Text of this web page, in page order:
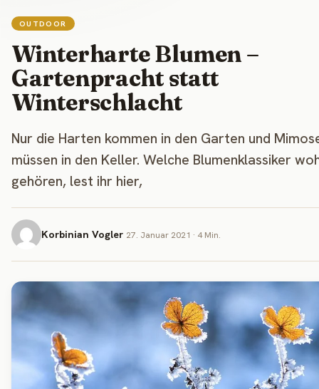
OUTDOOR
Winterharte Blumen –
Gartenpracht statt
Winterschlacht
Nur die Harten kommen in den Garten und
müssen in den Keller. Welche Blumenklassiker
gehören, lest ihr hier,
Korbinian Vogler 27. Januar 2021 · 4 Min.